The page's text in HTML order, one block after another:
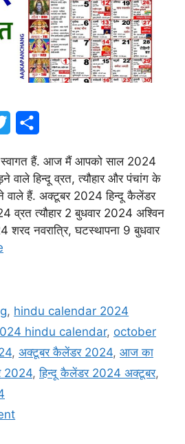
i
t
a
r
e
हैं. आज मैं आपको साल 2024
हिन्दू व्रत, त्यौहार और पंचांग के
वाले हैं. अक्टूबर 2024 हिन्दू कैलेंडर
व्रत त्यौहार 2 बुधवार 2024 अश्विन
शरद नवरात्रि, घटस्थापना 9 बुधवार
, hindu calendar 2024
hindu calendar, october
, अक्टूबर कैलेंडर 2024, आज का
2024,हिन्दू कैलेंडर 2024 अक्टूबर,